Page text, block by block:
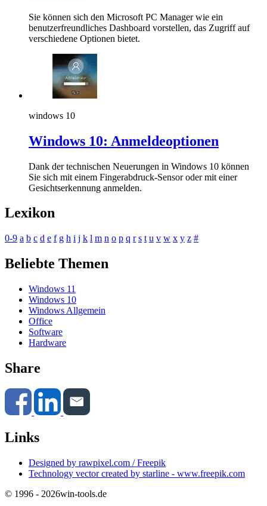
Sie können sich den Microsoft PC Manager wie ein
benutzerfreundliches Dashboard vorstellen, das Zugriff auf
verschiedene Optionen bietet.
windows 10
Windows 10: Anmeldeoptionen
Dank der technischen Neuerungen in Windows 10 können
Sie sich mit einem Fingerabdruck-Sensor oder mit einer
Gesichtserkennung anmelden.
Lexikon
0-9 a b c d e f g h i j k l m n o p q r s t u v w x y z #
Beliebte Themen
Windows 11
Windows 10
Windows Allgemein
Office
Software
Hardware
Share
Links
Designed by rawpixel.com / Freepik
Technology vector created by starline - www.freepik.com
© 1996 - 2026win-tools.de